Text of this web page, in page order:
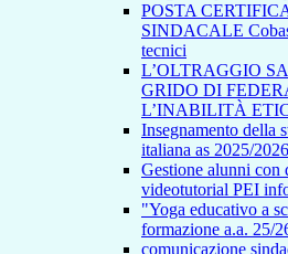
POSTA
SINDACALE
tecnici
L’OLTRAGGIO
GRIDO DI
L’INABILITÀ
Insegnamento della
italiana as 2025/2026
Gestione alunni con
videotutorial PEI
"Yoga educativo a
formazione a.a. 25/
comunicazione